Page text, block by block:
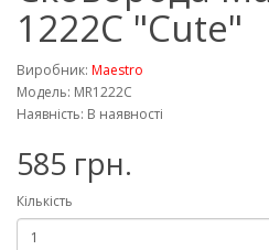
1222C "Cute"
Виробник: Maestro
Модель: MR1222C
Наявність: В наявності
585 грн.
Кількість